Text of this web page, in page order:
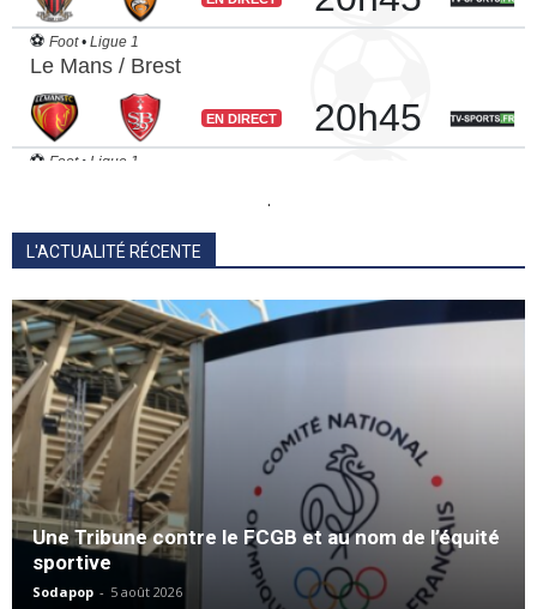
.
L'ACTUALITÉ RÉCENTE
Une Tribune contre le FCGB et au nom de l’équité
sportive
Sodapop - 5 août 2026